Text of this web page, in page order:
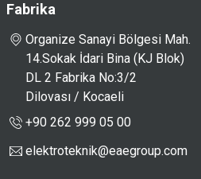
Fabrika
Organize Sanayi Bölgesi Mah.
14.Sokak İdari Bina (KJ Blok)
DL 2 Fabrika No:3/2
Dilovası / Kocaeli
+90 262 999 05 00
elektroteknik@eaegroup.com